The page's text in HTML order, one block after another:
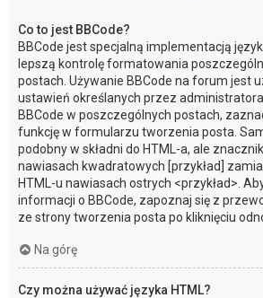
Co to jest BBCode?
BBCode jest specjalną implementacją
lepszą kontrolę formatowania
postach. Używanie BBCode na forum jest
ustawień określanych przez
BBCode w poszczególnych postach,
funkcję w formularzu tworzenia posta.
podobny w składni do HTML-a, ale
nawiasach kwadratowych [przykład]
HTML-u nawiasach ostrych <przykład>.
informacji o BBCode, zapoznaj się z
ze strony tworzenia posta po kliknięciu
Na górę
Czy można używać języka HTML?